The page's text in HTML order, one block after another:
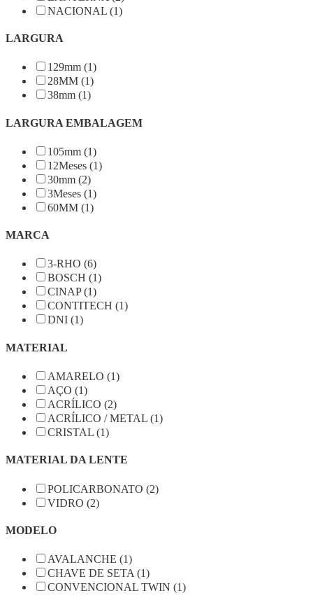
NACIONAL (1)
LARGURA
129mm (1)
28MM (1)
38mm (1)
LARGURA EMBALAGEM
105mm (1)
12Meses (1)
30mm (2)
3Meses (1)
60MM (1)
MARCA
3-RHO (6)
BOSCH (1)
CINAP (1)
CONTITECH (1)
DNI (1)
MATERIAL
AMARELO (1)
AÇO (1)
ACRÍLICO (2)
ACRÍLICO / METAL (1)
CRISTAL (1)
MATERIAL DA LENTE
POLICARBONATO (2)
VIDRO (2)
MODELO
AVALANCHE (1)
CHAVE DE SETA (1)
CONVENCIONAL TWIN (1)